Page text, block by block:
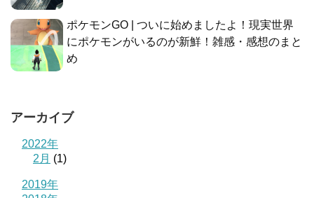
ポケモンGO | ついに始めましたよ！現実世界
にポケモンがいるのが新鮮！雑感・感想のまと
め
アーカイブ
2022年
2月 (1)
2019年